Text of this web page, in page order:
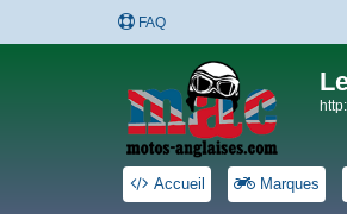
FAQ
Accueil Marques